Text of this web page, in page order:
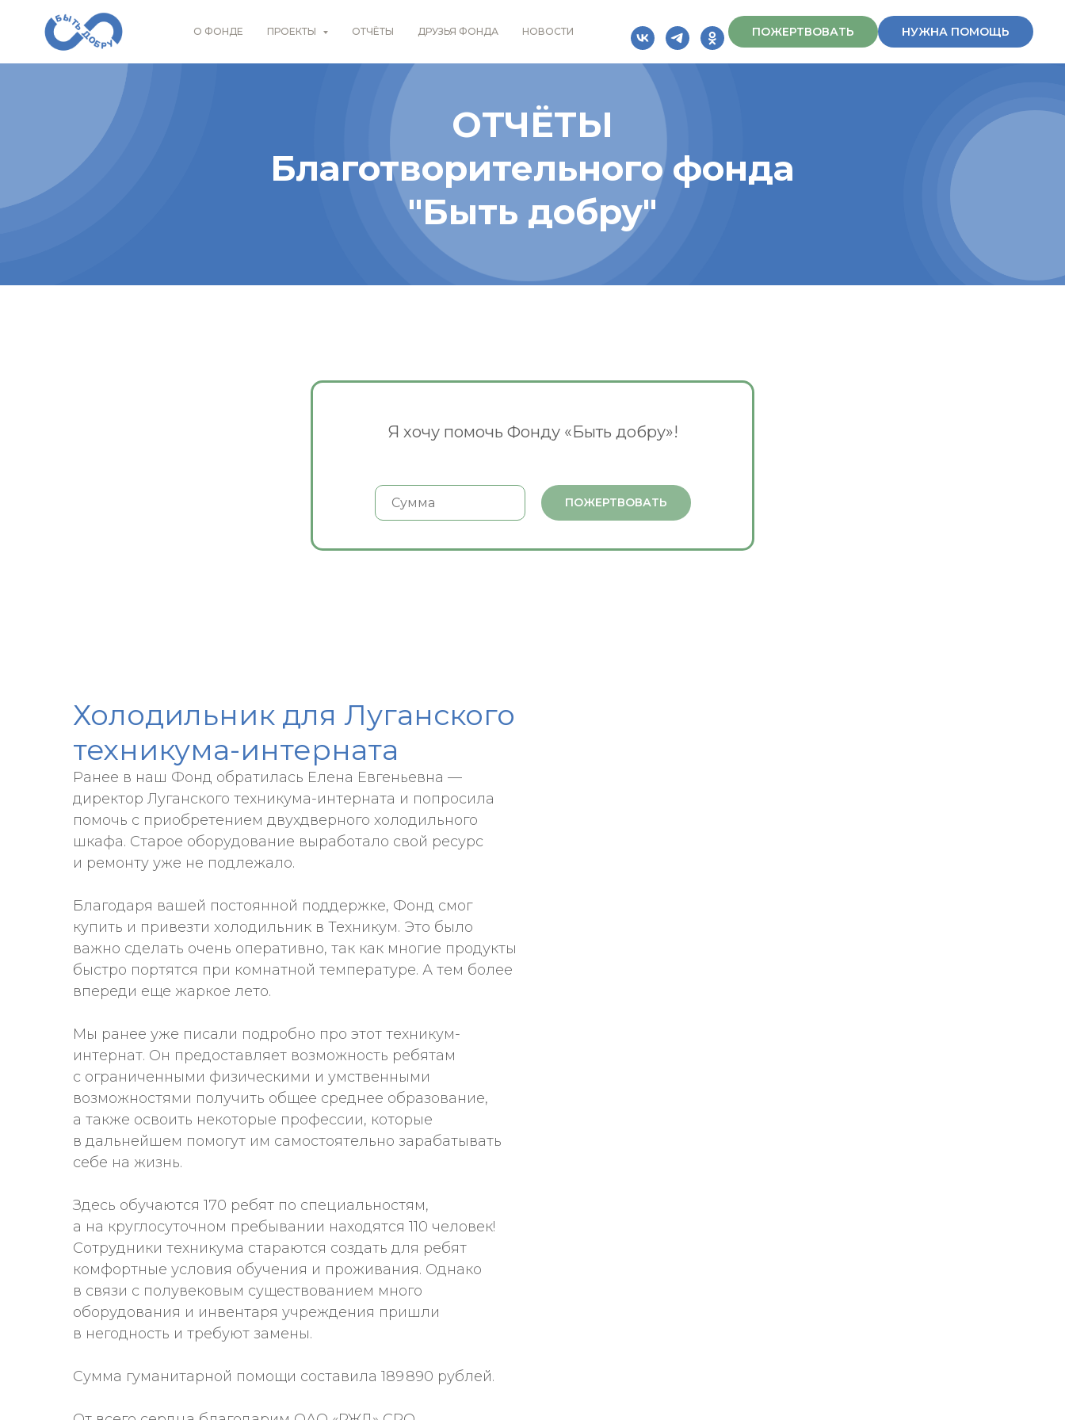
О ФОНДЕ ПРОЕКТЫ ОТЧЁТЫ ДРУЗЬЯ ФОНДА НОВОСТИ ПОЖЕРТВОВАТЬ НУЖНА ПОМОЩЬ
ОТЧЁТЫ
Благотворительного фонда
"Быть добру"
Я хочу помочь Фонду «Быть добру»!
ПОЖЕРТВОВАТЬ
Холодильник для Луганского
техникума-интерната
Ранее в наш Фонд обратилась Елена Евгеньевна —
директор Луганского техникума-интерната и попросила
помочь с приобретением двухдверного холодильного
шкафа. Старое оборудование выработало свой ресурс
и ремонту уже не подлежало.
Благодаря вашей постоянной поддержке, Фонд смог
купить и привезти холодильник в Техникум. Это было
важно сделать очень оперативно, так как многие продукты
быстро портятся при комнатной температуре. А тем более
впереди еще жаркое лето.
Мы ранее уже писали подробно про этот техникум-
интернат. Он предоставляет возможность ребятам
с ограниченными физическими и умственными
возможностями получить общее среднее образование,
а также освоить некоторые профессии, которые
в дальнейшем помогут им самостоятельно зарабатывать
себе на жизнь.
Здесь обучаются 170 ребят по специальностям,
а на круглосуточном пребывании находятся 110 человек!
Сотрудники техникума стараются создать для ребят
комфортные условия обучения и проживания. Однако
в связи с полувековым существованием много
оборудования и инвентаря учреждения пришли
в негодность и требуют замены.
Сумма гуманитарной помощи составила 189 890 рублей.